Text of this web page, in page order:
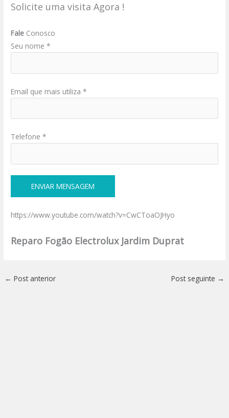
Solicite uma visita Agora !
Fale Conosco
Seu nome *
Email que mais utiliza *
Telefone *
https://www.youtube.com/watch?v=CwCToaOJHyo
Reparo Fogão Electrolux Jardim Duprat
← Post anterior Post seguinte →